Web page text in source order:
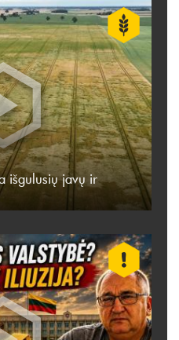
išgulusių javų ir